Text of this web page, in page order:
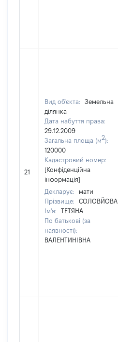
21
Вид об'єкта:
Земельна
ділянка
Дата набуття права:
29.12.2009
Загальна площа (м2):
120000
Кадастровий номер:
[Конфіденційна
інформація]
Декларує:
мати
Прізвище:
СОЛОВЙОВА
Ім'я:
ТЕТЯНА
По батькові (за
наявності):
ВАЛЕНТИНІВНА